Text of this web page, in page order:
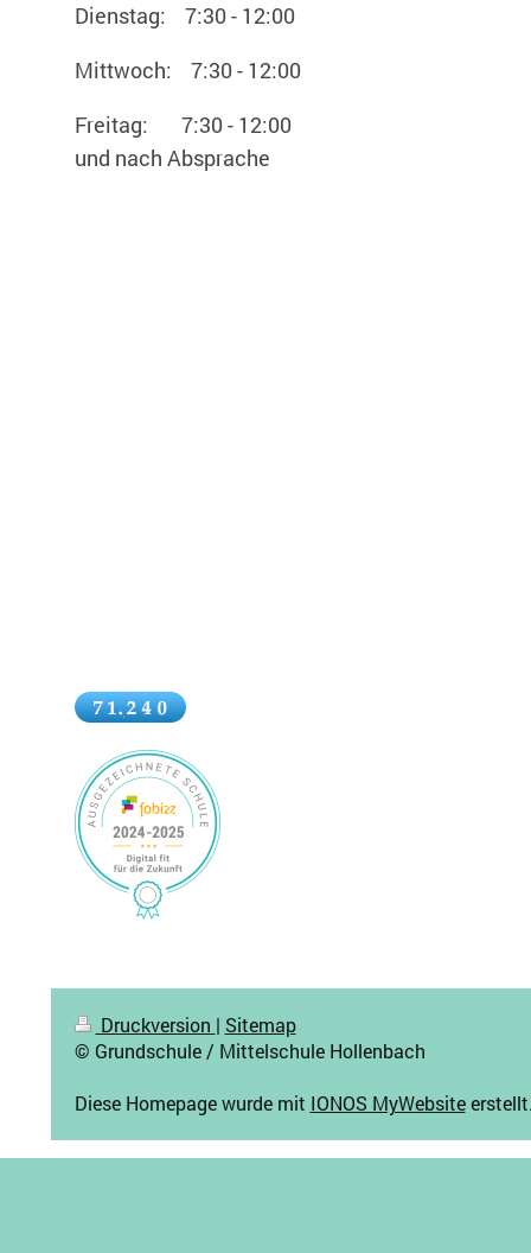
Dienstag: 7:30 - 12:00
Mittwoch: 7:30 - 12:00
Freitag: 7:30 - 12:00
und nach Absprache
Druckversion | Sitemap
© Grundschule / Mittelschule Hollenbach
Diese Homepage wurde mit IONOS MyWebsite